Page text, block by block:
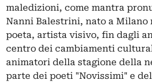
maledizioni, come mantra
Nanni Balestrini, nato a Milano
poeta, artista visivo, fin dagli
centro dei cambiamenti
animatori della stagione della
parte dei poeti "Novissimi" e